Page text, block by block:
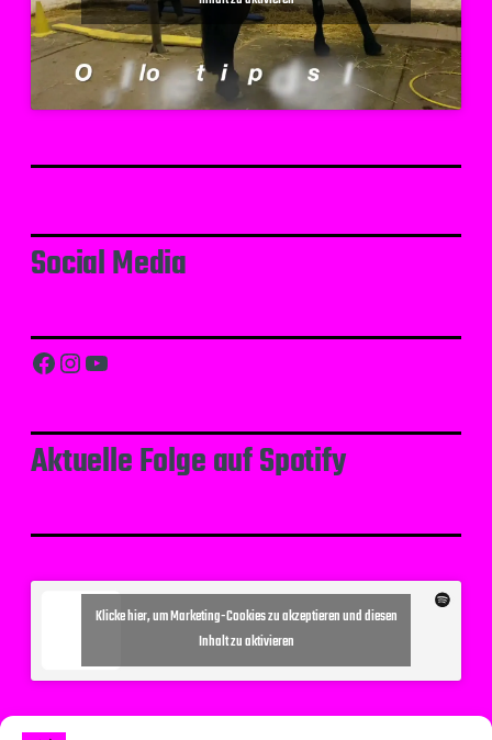
Social Media
Facebook Instagram YouTube
Aktuelle Folge auf Spotify
Klicke hier, um Marketing-Cookies zu akzeptieren und diesen
Inhalt zu aktivieren